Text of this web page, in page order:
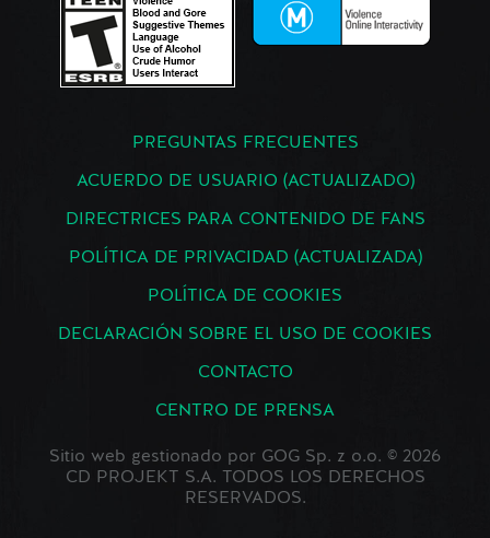
PREGUNTAS FRECUENTES
ACUERDO DE USUARIO (ACTUALIZADO)
DIRECTRICES PARA CONTENIDO DE FANS
POLÍTICA DE PRIVACIDAD (ACTUALIZADA)
POLÍTICA DE COOKIES
DECLARACIÓN SOBRE EL USO DE COOKIES
CONTACTO
CENTRO DE PRENSA
Sitio web gestionado por GOG Sp. z o.o. © 2026
CD PROJEKT S.A. TODOS LOS DERECHOS
RESERVADOS.